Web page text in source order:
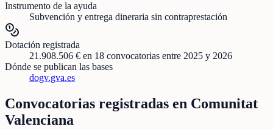
Instrumento de la ayuda
Subvención y entrega dineraria sin contraprestación
Dotación registrada
21.908.506 € en 18 convocatorias entre 2025 y 2026
Dónde se publican las bases
dogv.gva.es
Convocatorias registradas en Comunitat
Valenciana